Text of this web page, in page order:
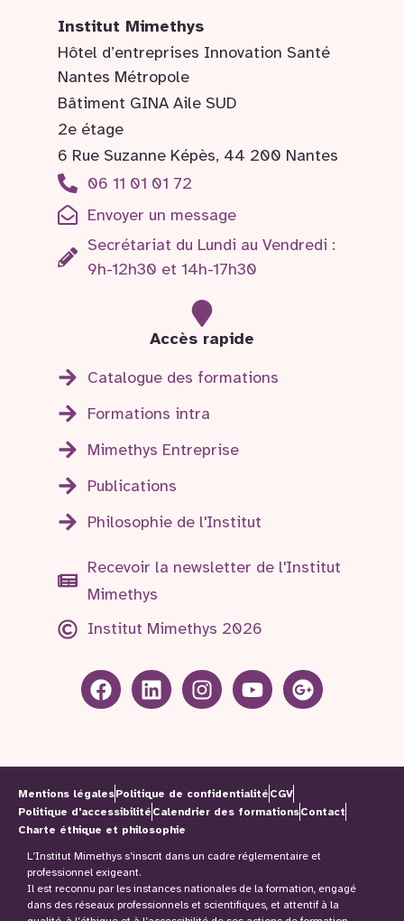
Institut Mimethys
Hôtel d’entreprises Innovation Santé
Nantes Métropole
Bâtiment GINA Aile SUD
2e étage
6 Rue Suzanne Képès, 44 200 Nantes
06 11 01 01 72
Envoyer un message
Secrétariat du Lundi au Vendredi :
9h-12h30 et 14h-17h30
Accès rapide
Catalogue des formations
Formations intra
Mimethys Entreprise
Publications
Philosophie de l'Institut
Recevoir la newsletter de l'Institut
Mimethys
Institut Mimethys 2026
Mentions légalesPolitique de confidentialité CGV
Politique d'accessibilité Calendrier des formationsContact
Charte éthique et philosophie
L’Institut Mimethys s’inscrit dans un cadre réglementaire et
professionnel exigeant.
Il est reconnu par les instances nationales de la formation, engagé
dans des réseaux professionnels et scientifiques, et attentif à la